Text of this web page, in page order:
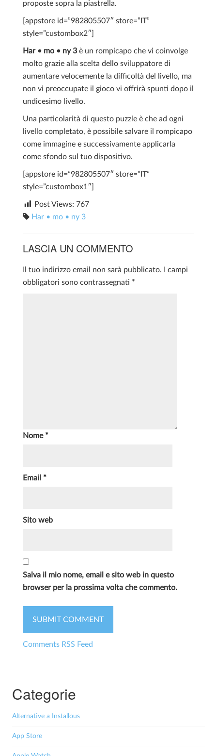
proposte sopra la piastrella.
[appstore id=”982805507″ store=”IT”
style=”custombox2″]
Har • mo • ny 3 è un rompicapo che vi coinvolge
molto grazie alla scelta dello sviluppatore di
aumentare velocemente la difficoltà del livello, ma
non vi preoccupate il gioco vi offrirà spunti dopo il
undicesimo livello.
Una particolarità di questo puzzle è che ad ogni
livello completato, è possibile salvare il rompicapo
come immagine e successivamente applicarla
come sfondo sul tuo dispositivo.
[appstore id=”982805507″ store=”IT”
style=”custombox1″]
Post Views: 767
Har • mo • ny 3
LASCIA UN COMMENTO
Il tuo indirizzo email non sarà pubblicato.
I campi
obbligatori sono contrassegnati *
Nome *
Email *
Sito web
Salva il mio nome, email e sito web in questo
browser per la prossima volta che commento.
Comments RSS Feed
Categorie
Alternative a Installous
App Store